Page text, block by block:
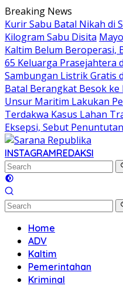
Skip
to
content
Breaking News
Kurir Sabu Batal Nikah di
Kilogram Sabu Disita
Kaltim Belum Beroperasi,
65 Keluarga Prasejahtera
Sambungan Listrik Gratis
Batal Berangkat Besok
Unsur Maritim Lakukan
Terdakwa Kasus Lahan
Eksepsi, Sebut
INSTAGRAMREDAKSI
Home
ADV
Kaltim
Pemerintahan
Kriminal